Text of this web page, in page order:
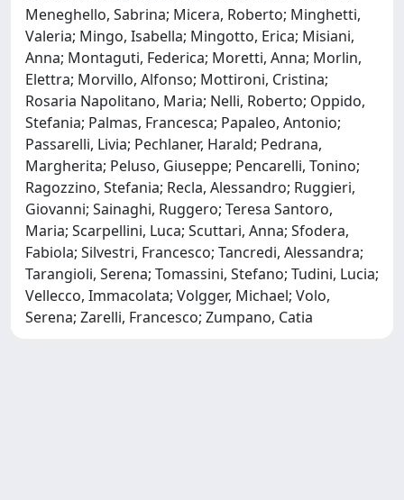
Meneghello, Sabrina; Micera, Roberto; Minghetti,
Valeria; Mingo, Isabella; Mingotto, Erica; Misiani,
Anna; Montaguti, Federica; Moretti, Anna; Morlin,
Elettra; Morvillo, Alfonso; Mottironi, Cristina;
Rosaria Napolitano, Maria; Nelli, Roberto; Oppido,
Stefania; Palmas, Francesca; Papaleo, Antonio;
Passarelli, Livia; Pechlaner, Harald; Pedrana,
Margherita; Peluso, Giuseppe; Pencarelli, Tonino;
Ragozzino, Stefania; Recla, Alessandro; Ruggieri,
Giovanni; Sainaghi, Ruggero; Teresa Santoro,
Maria; Scarpellini, Luca; Scuttari, Anna; Sfodera,
Fabiola; Silvestri, Francesco; Tancredi, Alessandra;
Tarangioli, Serena; Tomassini, Stefano; Tudini, Lucia;
Vellecco, Immacolata; Volgger, Michael; Volo,
Serena; Zarelli, Francesco; Zumpano, Catia